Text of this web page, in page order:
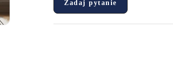
Zadaj pytanie